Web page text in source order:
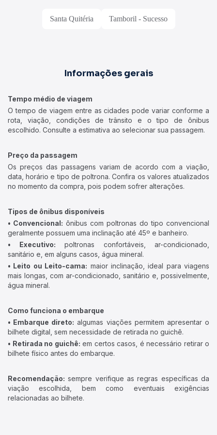
Santa Quitéria Tamboril - Sucesso
Informações gerais
Tempo médio de viagem
O tempo de viagem entre as cidades pode variar conforme a
rota, viação, condições de trânsito e o tipo de ônibus
escolhido. Consulte a estimativa ao selecionar sua passagem.
Preço da passagem
Os preços das passagens variam de acordo com a viação,
data, horário e tipo de poltrona. Confira os valores atualizados
no momento da compra, pois podem sofrer alterações.
Tipos de ônibus disponíveis
• Convencional: ônibus com poltronas do tipo convencional
geralmente possuem uma inclinação até 45º e banheiro.
• Executivo: poltronas confortáveis, ar-condicionado,
sanitário e, em alguns casos, água mineral.
• Leito ou Leito-cama: maior inclinação, ideal para viagens
mais longas, com ar-condicionado, sanitário e, possivelmente,
água mineral.
Como funciona o embarque
• Embarque direto: algumas viações permitem apresentar o
bilhete digital, sem necessidade de retirada no guichê.
• Retirada no guichê: em certos casos, é necessário retirar o
bilhete físico antes do embarque.
Recomendação: sempre verifique as regras específicas da
viação escolhida, bem como eventuais exigências
relacionadas ao bilhete.